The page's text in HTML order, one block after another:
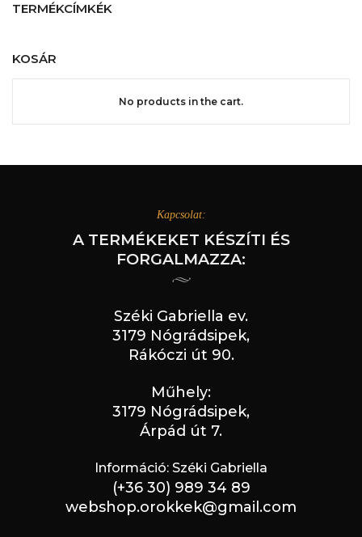
TERMÉKCÍMKÉK
KOSÁR
No products in the cart.
Kapcsolat:
A TERMÉKEKET KÉSZÍTI ÉS
FORGALMAZZA:
Széki Gabriella ev.
3179 Nógrádsipek,
Rákóczi út 90.
Műhely:
3179 Nógrádsipek,
Árpád út 7.
Információ: Széki Gabriella
(+36 30) 989 34 89
webshop.orokkek@gmail.com